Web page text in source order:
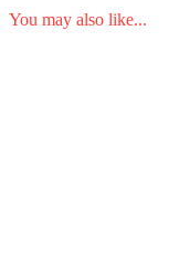
You may also like...